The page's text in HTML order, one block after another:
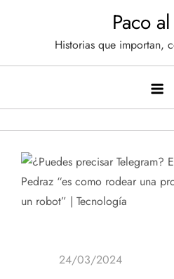
Paco
Historias que importan,